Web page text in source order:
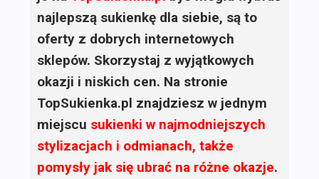
najlepszą sukienkę dla siebie, są to
oferty z dobrych internetowych
sklepów. Skorzystaj z wyjątkowych
okazji i niskich cen. Na stronie
TopSukienka.pl znajdziesz w jednym
miejscu sukienki w najmodniejszych
stylizacjach i odmianach, także
pomysły jak się ubrać na różne okazje.